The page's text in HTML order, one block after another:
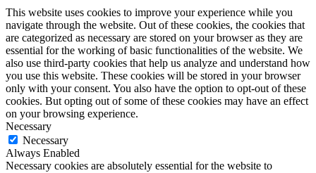
This website uses cookies to improve your experience while you
navigate through the website. Out of these cookies, the cookies that
are categorized as necessary are stored on your browser as they are
essential for the working of basic functionalities of the website. We
also use third-party cookies that help us analyze and understand how
you use this website. These cookies will be stored in your browser
only with your consent. You also have the option to opt-out of these
cookies. But opting out of some of these cookies may have an effect
on your browsing experience.
Necessary
Necessary
Always Enabled
Necessary cookies are absolutely essential for the website to